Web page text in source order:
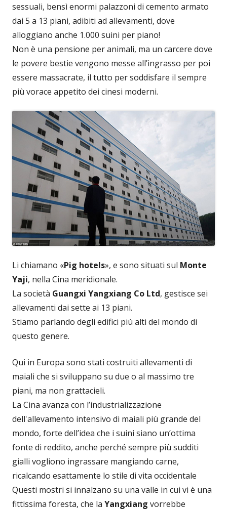
sessuali, bensì enormi palazzoni di cemento armato
dai 5 a 13 piani, adibiti ad allevamenti, dove
alloggiano anche 1.000 suini per piano!
Non è una pensione per animali, ma un carcere dove
le povere bestie vengono messe all’ingrasso per poi
essere massacrate, il tutto per soddisfare il sempre
più vorace appetito dei cinesi moderni.
Li chiamano «Pig hotels», e sono situati sul Monte
Yaji, nella Cina meridionale.
La società Guangxi Yangxiang Co Ltd, gestisce sei
allevamenti dai sette ai 13 piani.
Stiamo parlando degli edifici più alti del mondo di
questo genere.
Qui in Europa sono stati costruiti allevamenti di
maiali che si sviluppano su due o al massimo tre
piani, ma non grattacieli.
La Cina avanza con l’industrializzazione
dell'allevamento intensivo di maiali più grande del
mondo, forte dell’idea che i suini siano un’ottima
fonte di reddito, anche perché sempre più sudditi
gialli vogliono ingrassare mangiando carne,
ricalcando esattamente lo stile di vita occidentale
Questi mostri si innalzano su una valle in cui vi è una
fittissima foresta, che la Yangxiang vorrebbe